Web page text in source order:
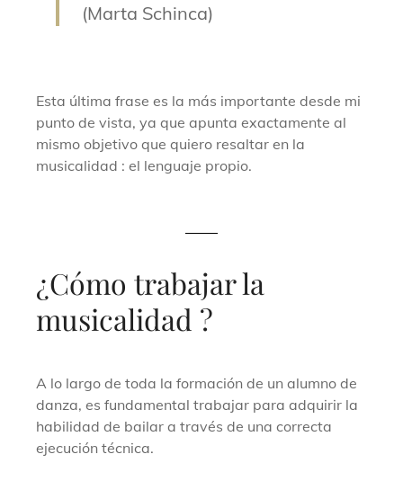
(Marta Schinca)
Esta última frase es la más importante desde mi
punto de vista, ya que apunta exactamente al
mismo objetivo que quiero resaltar en la
musicalidad : el lenguaje propio.
¿Cómo trabajar la
musicalidad ?
A lo largo de toda la formación de un alumno de
danza, es fundamental trabajar para adquirir la
habilidad de bailar a través de una correcta
ejecución técnica.